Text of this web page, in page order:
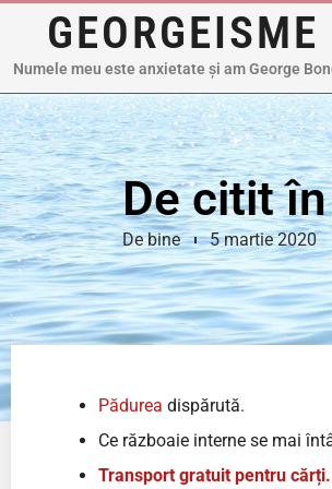
GEORGEISME
Numele meu este anxietate și am George
De citit
De bine 5 martie 2020
Pădurea dispărută.
Ce războaie interne se mai
Transport gratuit pentru cărți.